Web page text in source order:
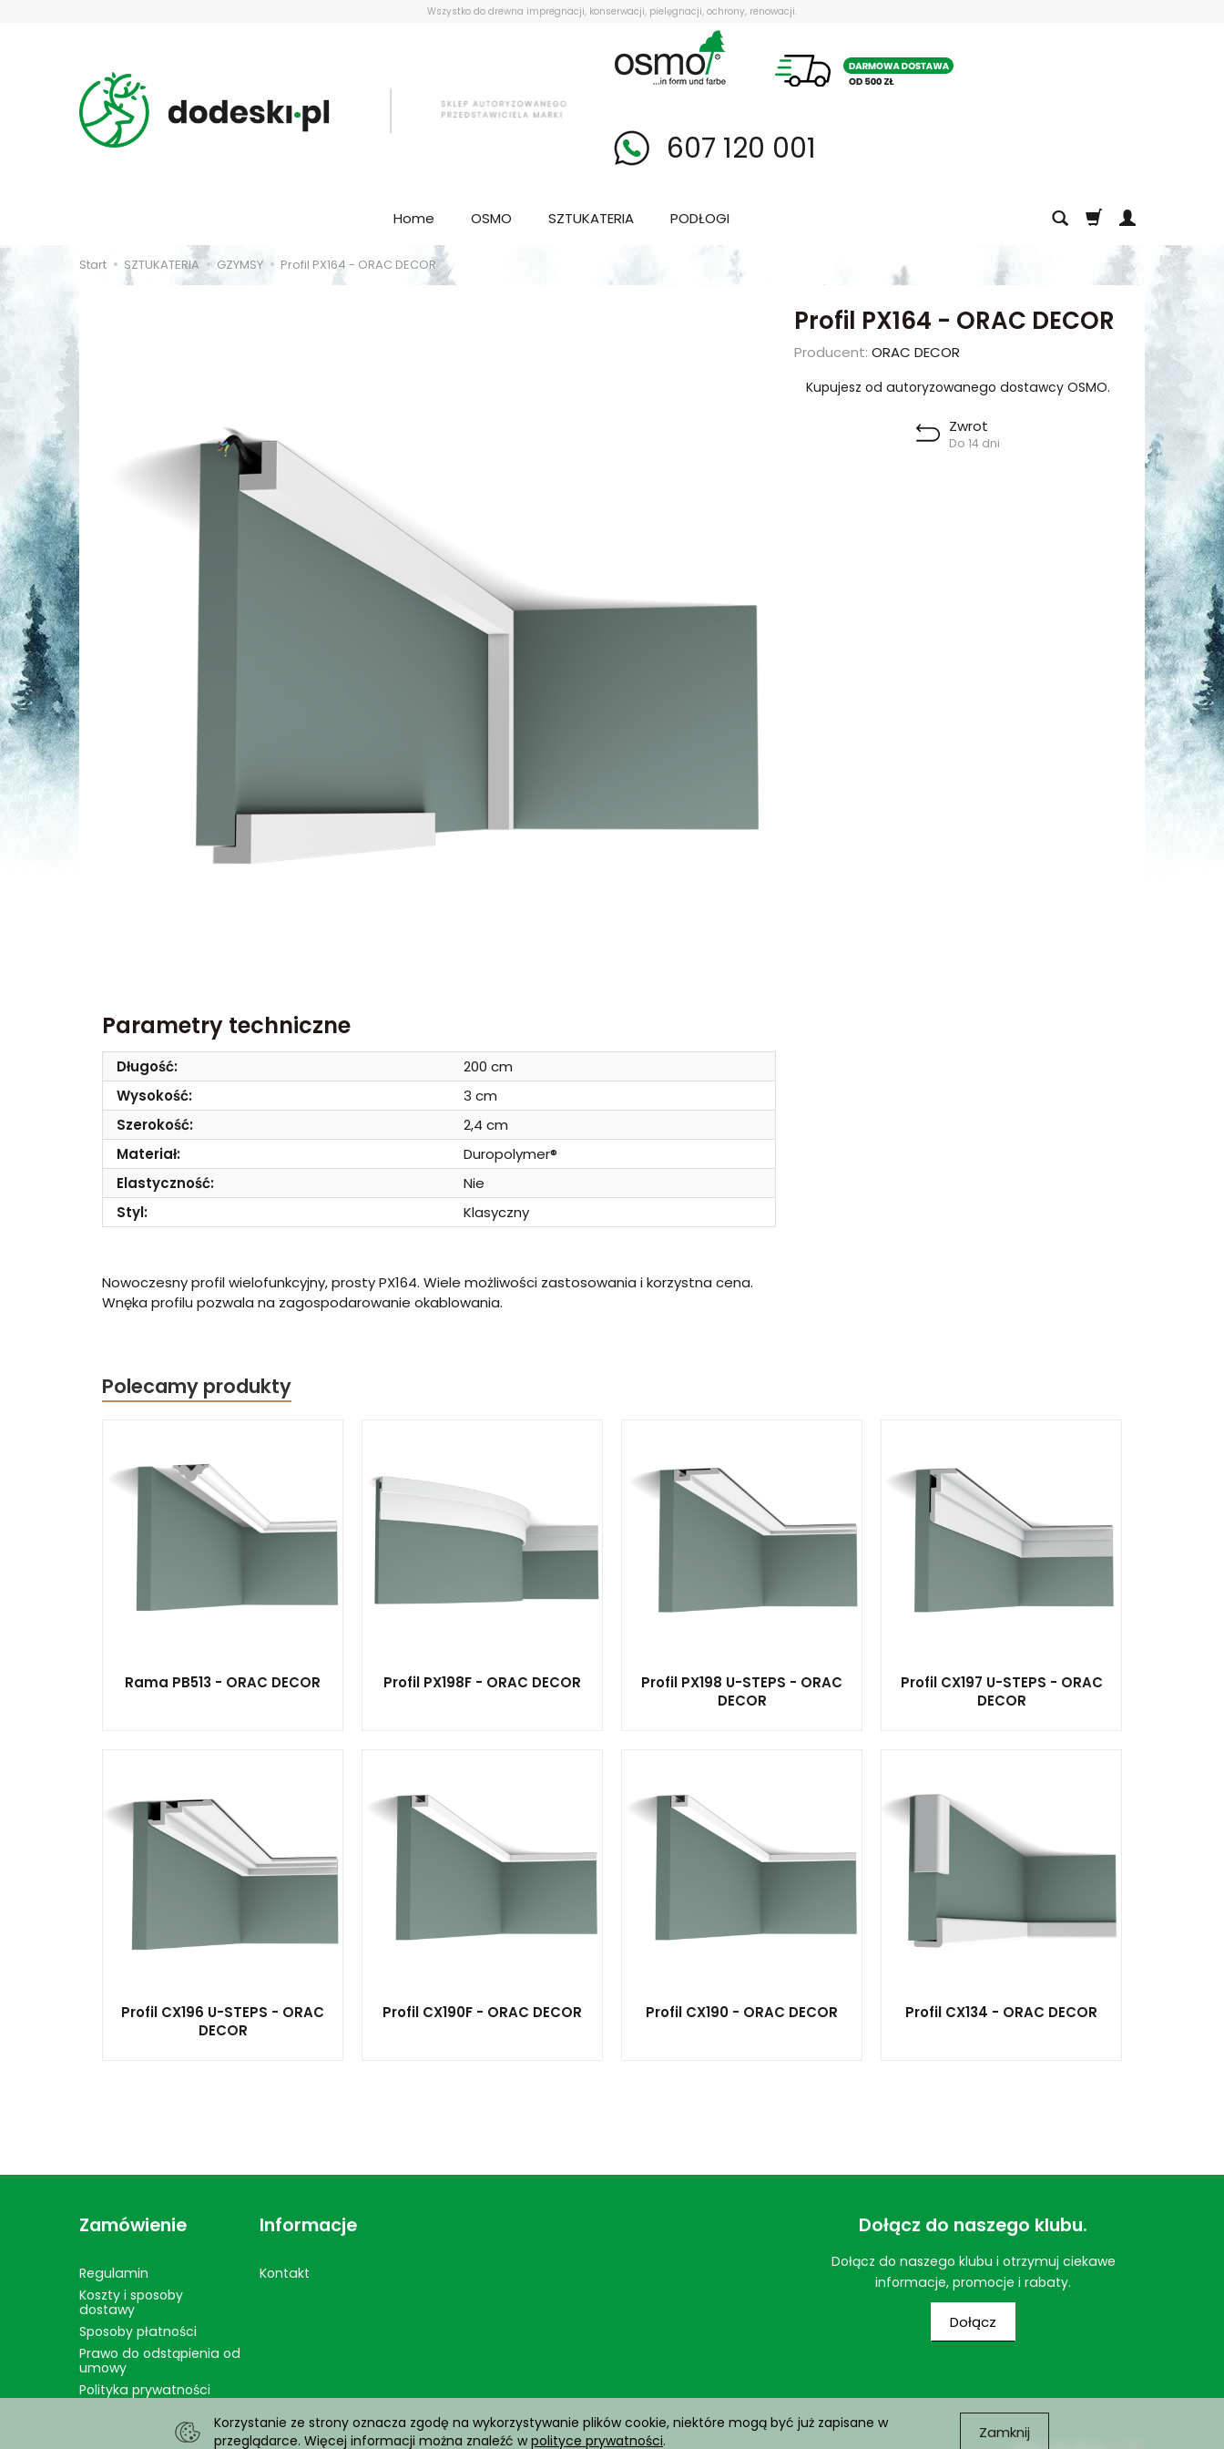
Wszystko do drewna impregnacji, konserwacji, pielęgnacji, ochrony, renowacji.
607 120 001
Home OSMO SZTUKATERIA PODŁOGI
Start SZTUKATERIA GZYMSY Profil PX164 - ORAC DECOR
Profil PX164 - ORAC DECOR
Producent: ORAC DECOR
Kupujesz od autoryzowanego dostawcy OSMO.
Zwrot
Do 14 dni
Parametry techniczne
Długość:
200 cm
Wysokość:
3 cm
Szerokość:
2,4 cm
Materiał:
Duropolymer®
Elastyczność:
Nie
Styl:
Klasyczny
Nowoczesny profil wielofunkcyjny, prosty PX164. Wiele możliwości zastosowania i korzystna cena.
Wnęka profilu pozwala na zagospodarowanie okablowania.
Polecamy produkty
Rama PB513 - ORAC DECOR Profil PX198F - ORAC DECOR
Profil PX198 U-STEPS - ORAC
DECOR
Profil CX197 U-STEPS - ORAC
DECOR
Profil CX196 U-STEPS - ORAC
DECOR
Profil CX190F - ORAC DECOR Profil CX190 - ORAC DECOR Profil CX134 - ORAC DECOR
Zamówienie
Regulamin
Koszty i sposoby
dostawy
Sposoby płatności
Prawo do odstąpienia od
umowy
Polityka prywatności
Informacje
Kontakt
Dołącz do naszego klubu.
Dołącz do naszego klubu i otrzymuj ciekawe
informacje, promocje i rabaty.
Dołącz
Korzystanie ze strony oznacza zgodę na wykorzystywanie plików cookie, niektóre mogą być już zapisane w
przeglądarce. Więcej informacji można znaleźć wpolityce prywatności. Zamknij